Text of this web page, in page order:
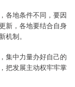
各地条件不同，要因
新，各地要结合自身
机制。
集中力量办好自己的
把发展主动权牢牢掌